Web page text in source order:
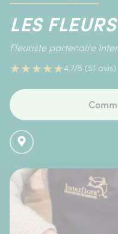
LES
Fleuriste partenaire
★★★★★4.7/5 (51 avis)